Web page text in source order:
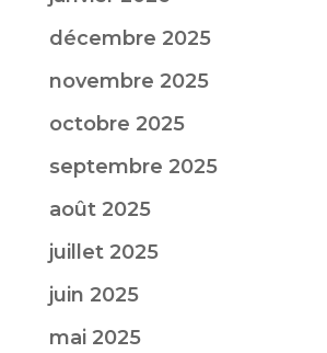
décembre 2025
novembre 2025
octobre 2025
septembre 2025
août 2025
juillet 2025
juin 2025
mai 2025